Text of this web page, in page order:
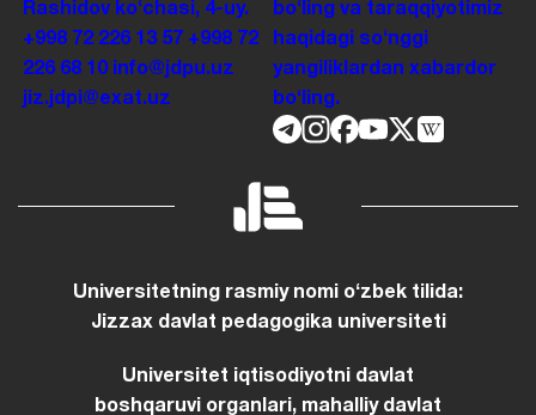
Rashidov koʻchasi, 4-uy.
+998 72 226 13 57 +998 72
226 68 10
info@jdpu.uz
jiz.jdpi@exat.uz
boʻling va taraqqiyotimiz
haqidagi soʻnggi
yangiliklardan xabardor
boʻling.
Universitetning rasmiy nomi oʻzbek tilida:
Universitet iqtisodiyotni davlat